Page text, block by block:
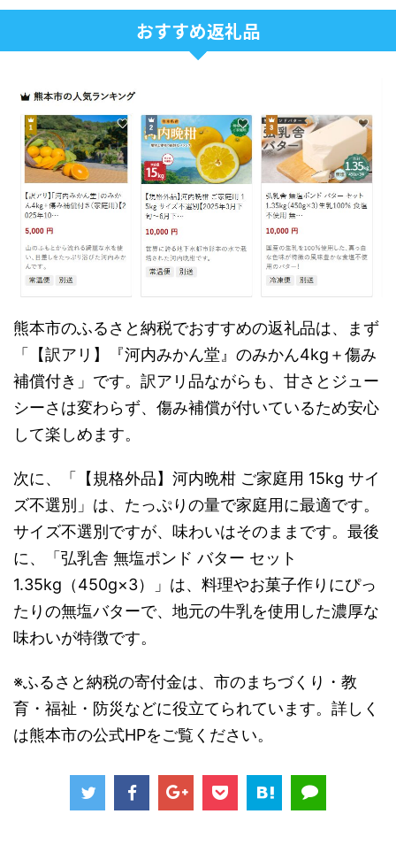
おすすめ返礼品
熊本市のふるさと納税でおすすめの返礼品は、まず
「【訳アリ】『河内みかん堂』のみかん4kg＋傷み
補償付き」です。訳アリ品ながらも、甘さとジュー
シーさは変わらず、傷み補償が付いているため安心
して楽しめます。
次に、「【規格外品】河内晩柑 ご家庭用 15kg サイ
ズ不選別」は、たっぷりの量で家庭用に最適です。
サイズ不選別ですが、味わいはそのままです。最後
に、「弘乳舎 無塩ポンド バター セット
1.35kg（450g×3）」は、料理やお菓子作りにぴっ
たりの無塩バターで、地元の牛乳を使用した濃厚な
味わいが特徴です。
※ふるさと納税の寄付金は、市のまちづくり・教
育・福祉・防災などに役立てられています。詳しく
は熊本市の公式HPをご覧ください。